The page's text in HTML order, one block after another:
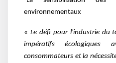
environnementaux
« Le défi pour l'industrie du
impératifs écologiques
consommateurs et la